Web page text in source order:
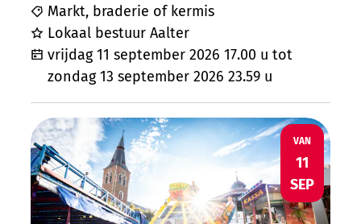
Markt, braderie of kermis
Lokaal bestuur Aalter
vrijdag 11 september 2026 17.00 u tot
zondag 13 september 2026 23.59 u
Septemberkermis Poeke
VAN
VR
11
SEP